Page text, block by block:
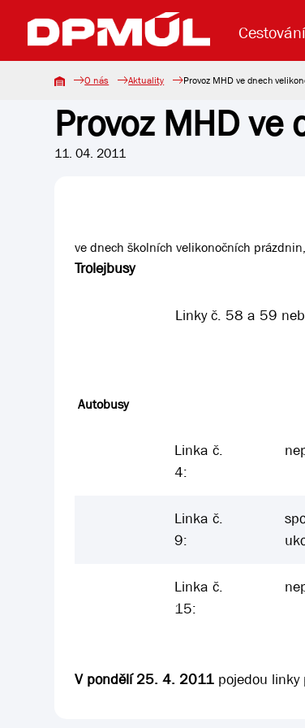
Uzavření mostu Dr. E. Beneše
Lanová dráha Reklama
Základní údaje Aktuality
O nás Aktuality Provoz MHD ve dnech
Provoz MHD
11. 04. 2011
ve dnech školních velikonočních
Trolejbusy
Linky č. 58 a 59
Autobusy
Linka č.
4:
Linka č.
9:
Linka č.
15:
V pondělí 25. 4. 2011 pojedou